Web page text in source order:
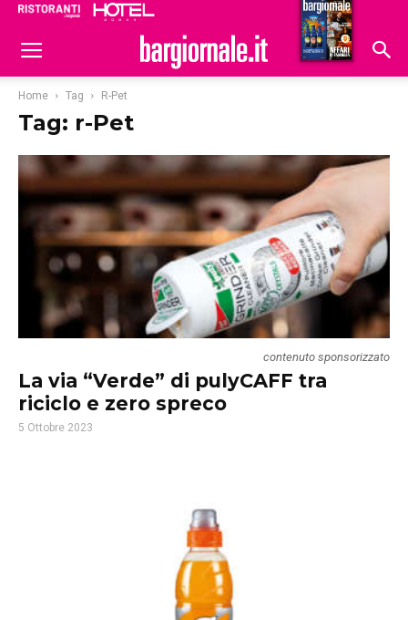
Hoteldomani
Home Tag R-Pet
Tag: r-Pet
contenuto sponsorizzato
La via “Verde” di pulyCAFF tra
riciclo e zero spreco
5 Ottobre 2023